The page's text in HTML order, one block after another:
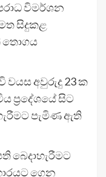
විමර්ශන
සිදුකළ
තොගය
වයස අවුරුදු 23 ක
ප්‍රදේශයේ සිට
පැමිණ ඇති
බෙදාහැරීමට
ගෙන